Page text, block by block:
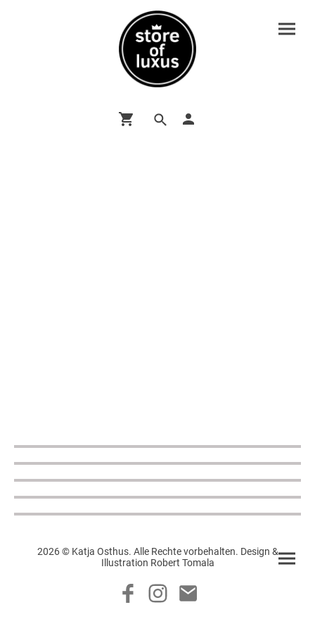
2026 © Katja Osthus. Alle Rechte vorbehalten. Design &
Illustration Robert Tomala